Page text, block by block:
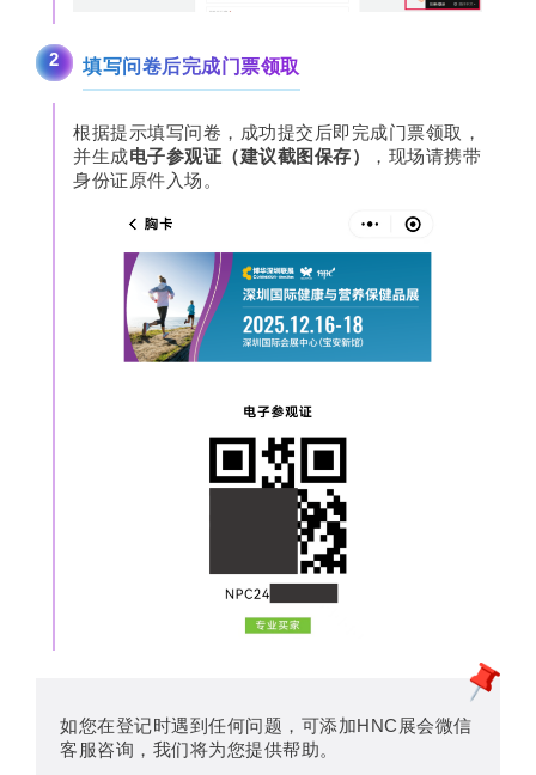
2 填写问卷后完成门票领取
根据提示填写问卷，成功提交后即完成门票领取，
并生成电子参观证（建议截图保存）
，现场请携带
身份证原件入场。
如您在登记时遇到任何问题，可添加HNC展会微信
客服咨询，我们将为您提供帮助。